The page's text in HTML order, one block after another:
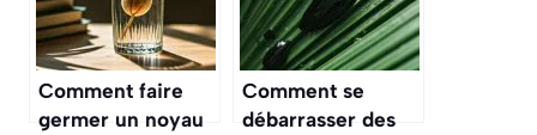
Comment faire
germer un noyau
Comment se
débarrasser des